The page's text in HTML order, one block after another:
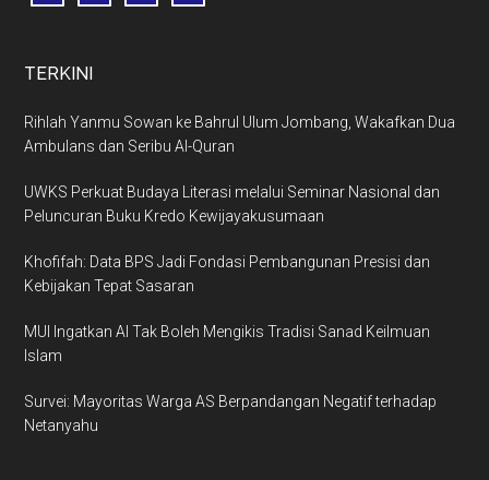
TERKINI
Rihlah Yanmu Sowan ke Bahrul Ulum Jombang, Wakafkan Dua
Ambulans dan Seribu Al-Quran
UWKS Perkuat Budaya Literasi melalui Seminar Nasional dan
Peluncuran Buku Kredo Kewijayakusumaan
Khofifah: Data BPS Jadi Fondasi Pembangunan Presisi dan
Kebijakan Tepat Sasaran
MUI Ingatkan AI Tak Boleh Mengikis Tradisi Sanad Keilmuan
Islam
Survei: Mayoritas Warga AS Berpandangan Negatif terhadap
Netanyahu